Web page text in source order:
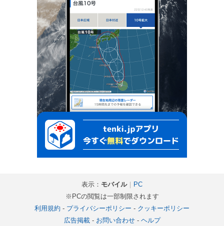
表示： モバイル｜ PC
※PCの閲覧は一部制限されます
利用規約 - プライバシーポリシー - クッキーポリシー
広告掲載- お問い合わせ- ヘルプ